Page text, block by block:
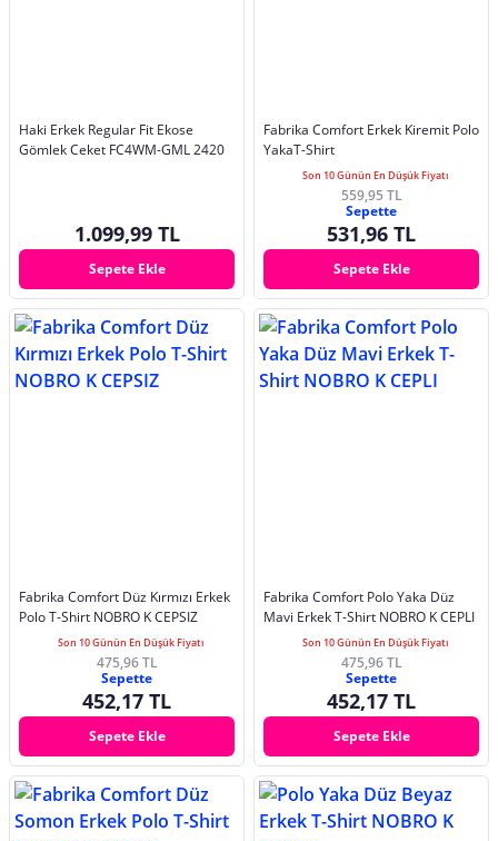
Haki Erkek Regular Fit Ekose
Gömlek Ceket FC4WM-GML 2420
1.099,99 TL
Sepete Ekle
Fabrika Comfort Erkek Kiremit Polo
YakaT-Shirt
Son 10 Günün En Düşük Fiyatı
559,95 TL
Sepette
531,96 TL
Sepete Ekle
Fabrika Comfort Düz Kırmızı Erkek
Polo T-Shirt NOBRO K CEPSIZ
Son 10 Günün En Düşük Fiyatı
475,96 TL
Sepette
452,17 TL
Sepete Ekle
Fabrika Comfort Polo Yaka Düz
Mavi Erkek T-Shirt NOBRO K CEPLI
Son 10 Günün En Düşük Fiyatı
475,96 TL
Sepette
452,17 TL
Sepete Ekle